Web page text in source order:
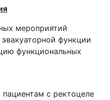
мероприятий
функции
функциональных
с ректоцеле